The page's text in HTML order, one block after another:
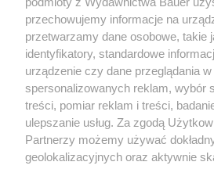
przechowujemy informacje na
przetwarzamy dane osobowe, takie
identyfikatory, standardowe
urządzenie czy dane przeglądania
spersonalizowanych reklam, wybór
treści, pomiar reklam i treści,
ulepszanie usług. Za zgodą
Partnerzy możemy używać
geolokalizacyjnych oraz aktywnie